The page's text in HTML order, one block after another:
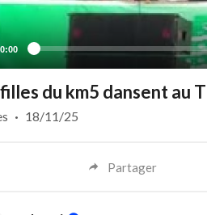
du km5 dansent au
· 18/11/25
Partager